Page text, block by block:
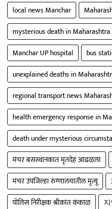
local news Manchar
mysterious death in Maharashtra
Manchar UP hospital
bus
unexplained deaths in
regional transport news
health emergency response in
death under mysterious
मंचर बसस्थानकात मृतदेह आढळला
मंचर उपजिल्हा रुग्णालयातील मृत्यू
पोलिस निरीक्षक श्रीकांत कंकाळ